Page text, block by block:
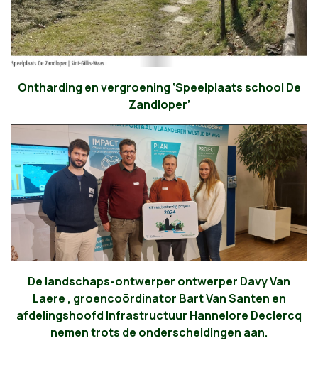
Ontharding en vergroening ‘Speelplaats school De
Zandloper’
De landschaps-ontwerper ontwerper Davy Van
Laere , groencoördinator Bart Van Santen en
afdelingshoofd Infrastructuur Hannelore Declercq
nemen trots de onderscheidingen aan.